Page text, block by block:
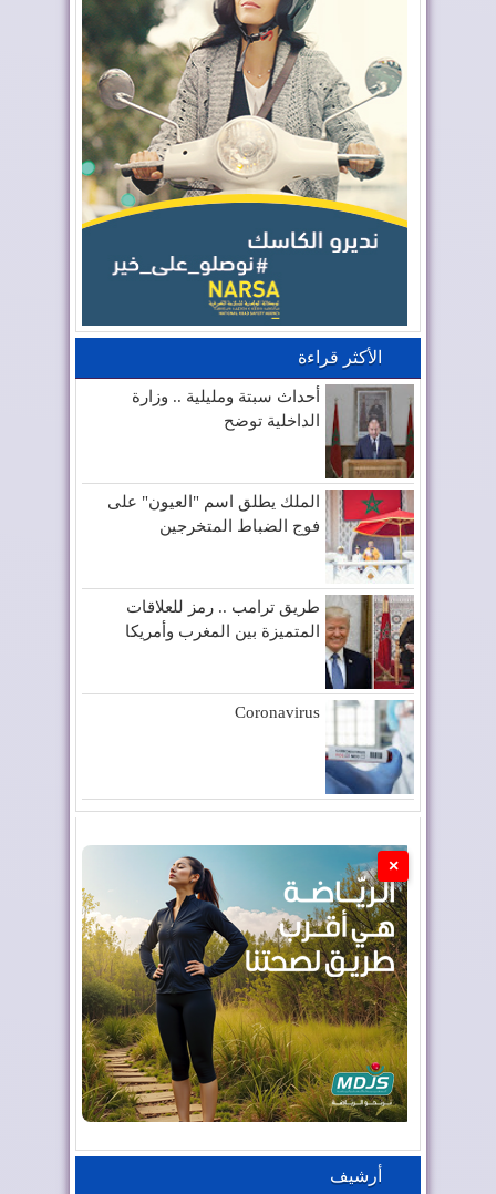
الأكثر قراءة
أحداث سبتة ومليلية .. وزارة
الداخلية توضح
الملك يطلق اسم "العيون" على
فوج الضباط المتخرجين
طريق ترامب .. رمز للعلاقات
المتميزة بين المغرب وأمريكا
Coronavirus
×
أرشيف